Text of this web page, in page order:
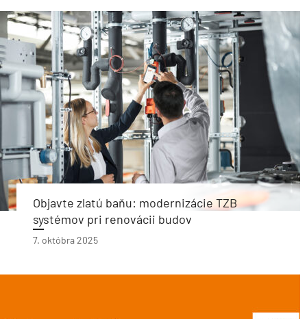
Objavte zlatú baňu: modernizácie TZB
systémov pri renovácii budov
7. októbra 2025